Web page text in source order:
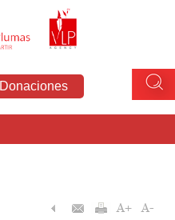
Donaciones